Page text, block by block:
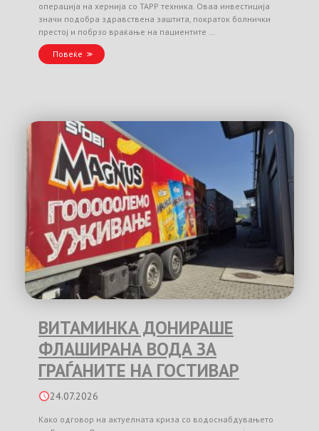
операција на хернија со TAPP техника. Оваа инвестиција
значи подобра здравствена заштита, пократок болнички
престој и побрзо враќање на пациентите …
Повеќе
ВИТАМИНКА ДОНИРАШЕ
ФЛАШИРАНА ВОДА ЗА
ГРАЃАНИТЕ НА ГОСТИВАР
24.07.2026
Како одговор на актуелната криза со водоснабдувањето